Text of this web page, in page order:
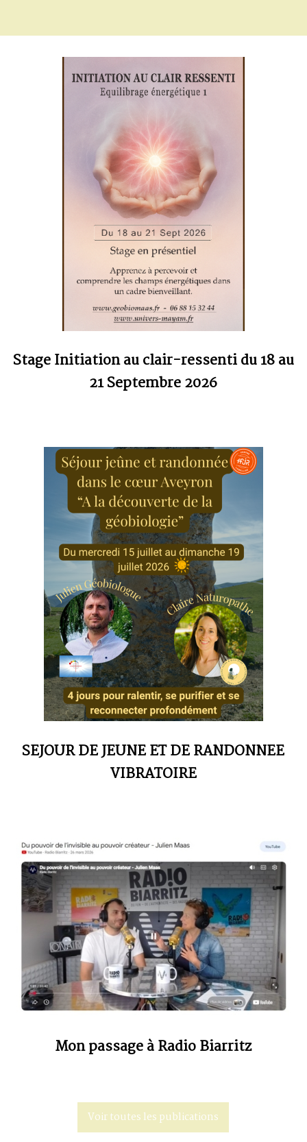
Stage Initiation au clair-ressenti du 18 au
21 Septembre 2026
SEJOUR DE JEUNE ET DE RANDONNEE
VIBRATOIRE
Mon passage à Radio Biarritz
Voir toutes les publications